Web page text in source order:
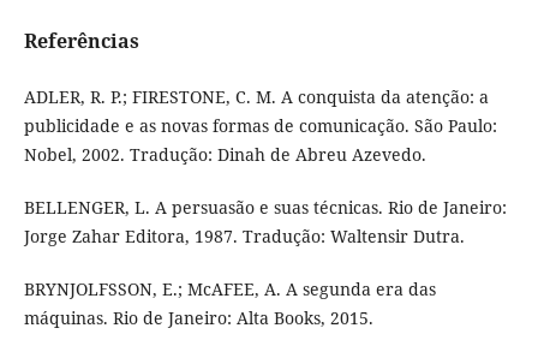
Referências
ADLER, R. P.; FIRESTONE, C. M. A conquista da atenção: a
publicidade e as novas formas de comunicação. São Paulo:
Nobel, 2002. Tradução: Dinah de Abreu Azevedo.
BELLENGER, L. A persuasão e suas técnicas. Rio de Janeiro:
Jorge Zahar Editora, 1987. Tradução: Waltensir Dutra.
BRYNJOLFSSON, E.; McAFEE, A. A segunda era das
máquinas. Rio de Janeiro: Alta Books, 2015.